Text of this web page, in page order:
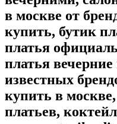
в москве от
купить, бутик
платья
платья
известных
купить в
платьев,